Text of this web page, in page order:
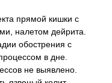
прямой кишки с
налетом дейрита.
обострения с
в дне.
не выявлено.